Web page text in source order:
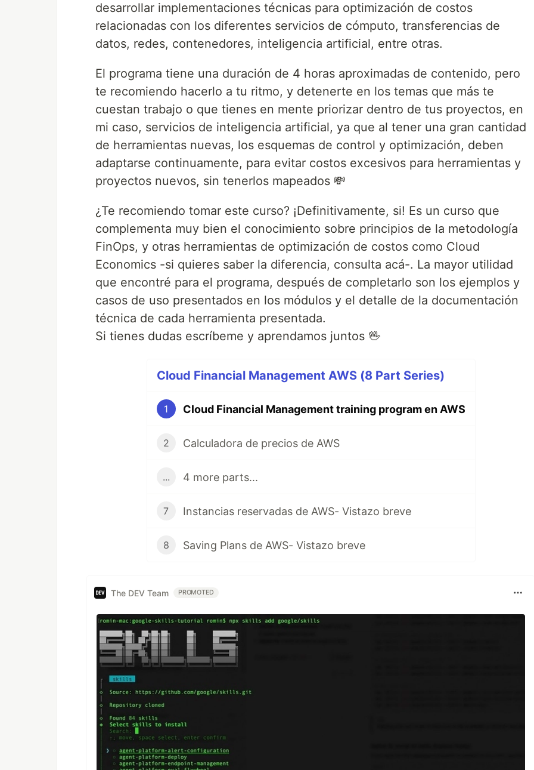
desarrollar implementaciones técnicas para optimización de costos
relacionadas con los diferentes servicios de cómputo, transferencias de
datos, redes, contenedores, inteligencia artificial, entre otras.
El programa tiene una duración de 4 horas aproximadas de contenido, pero
te recomiendo hacerlo a tu ritmo, y detenerte en los temas que más te
cuestan trabajo o que tienes en mente priorizar dentro de tus proyectos, en
mi caso, servicios de inteligencia artificial, ya que al tener una gran cantidad
de herramientas nuevas, los esquemas de control y optimización, deben
adaptarse continuamente, para evitar costos excesivos para herramientas y
proyectos nuevos, sin tenerlos mapeados 💸
¿Te recomiendo tomar este curso? ¡Definitivamente, si! Es un curso que
complementa muy bien el conocimiento sobre principios de la metodología
FinOps, y otras herramientas de optimización de costos como Cloud
Economics -si quieres saber la diferencia, consulta acá-. La mayor utilidad
que encontré para el programa, después de completarlo son los ejemplos y
casos de uso presentados en los módulos y el detalle de la documentación
técnica de cada herramienta presentada.
Si tienes dudas escríbeme y aprendamos juntos 🖖
Cloud Financial Management AWS (8 Part Series)
1 Cloud Financial Management training program en AWS
2 Calculadora de precios de AWS
... 4 more parts...
7 Instancias reservadas de AWS- Vistazo breve
8 Saving Plans de AWS- Vistazo breve
The DEV Team PROMOTED